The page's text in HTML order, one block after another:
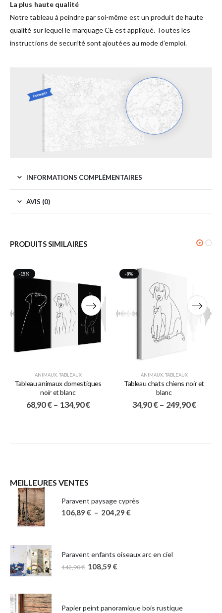
La plus haute qualité
Notre tableau à peindre par soi-même est un produit de haute
qualité sur lequel le marquage CE est appliqué. Toutes les
instructions de securité sont ajoutées au mode d’emploi.
INFORMATIONS COMPLÉMENTAIRES
AVIS (0)
PRODUITS SIMILAIRES
-15%
ANIMAUX, TABLEAUX
Tableau animaux domestiques
noir et blanc
68,90€ – 134,90€
-8%
ANIMAUX, TABLEAUX
Tableau chats chiens noir et
blanc
34,90€ – 249,90€
MEILLEURES VENTES
Paravent paysage cyprès
106,89 € – 204,29 €
Paravent enfants oiseaux arc en ciel
142,90€ 108,59 €
Papier peint panoramique bois rustique